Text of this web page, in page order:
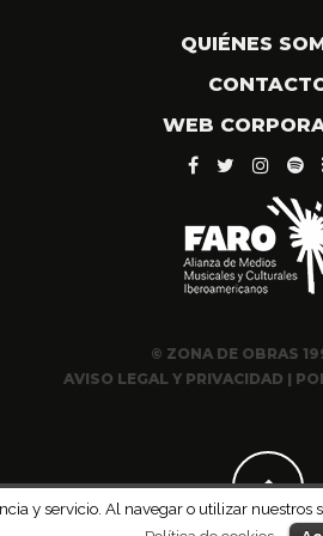
QUIÉNES
WEB
© ZONA DE OBRAS
AVISO LEGAL Y PRIVACIDAD |
y servicio. Al navegar o utilizar